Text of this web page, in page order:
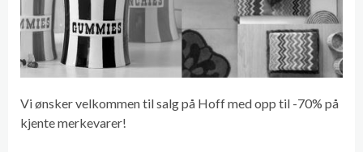
Vi ønsker velkommen til salg på Hoff med opp til -70% på
kjente merkevarer!